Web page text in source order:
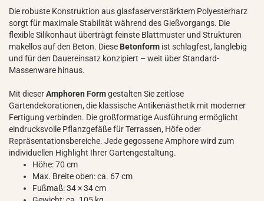
Die robuste Konstruktion aus glasfaserverstärktem Polyesterharz
sorgt für maximale Stabilität während des Gießvorgangs. Die
flexible Silikonhaut überträgt feinste Blattmuster und Strukturen
makellos auf den Beton. Diese Betonform ist schlagfest, langlebig
und für den Dauereinsatz konzipiert – weit über Standard-
Massenware hinaus.
Mit dieserAmphoren Formgestalten Sie zeitlose
Gartendekorationen, die klassische Antikenästhetik mit moderner
Fertigung verbinden. Die großformatige Ausführung ermöglicht
eindrucksvolle Pflanzgefäße für Terrassen, Höfe oder
Repräsentationsbereiche. Jede gegossene Amphore wird zum
individuellen Highlight Ihrer Gartengestaltung.
Höhe: 70 cm
Max. Breite oben: ca. 67 cm
Fußmaß: 34 × 34 cm